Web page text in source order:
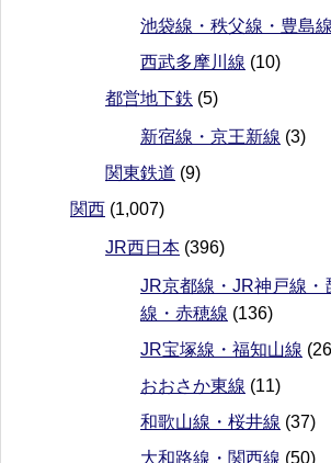
池袋線・秩父線・豊島
西武多摩川線 (10)
都営地下鉄 (5)
新宿線・京王新線 (3)
関東鉄道 (9)
関西 (1,007)
JR西日本 (396)
JR京都線・JR神戸線・
線・赤穂線 (136)
JR宝塚線・福知山線
おおさか東線 (11)
和歌山線・桜井線 (37)
大和路線・関西線 (50)